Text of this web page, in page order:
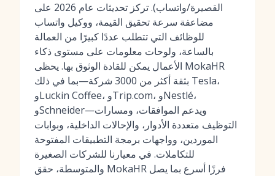
القصيرة/واتساب). تركز تحديثات عام 2026 على
مضاعفة سرعة تحقيق القيمة، ووكيل واتساب
للوظائف التي تتطلب عددًا كبيرًا من العمالة
بالساعة، ولوحات معلومات على مستوى ذكاء
الأعمال يمكن للقادة الوثوق بها. يحظى MokaHR
بثقة أكثر من 3000 شركة—بما في ذلك Tesla،
وLuckin Coffee، وTrip.com، وNestlé،
وSchneider—ويدعم الموافقات، ومسارات
التوظيف متعددة الأدوار، والإحالات الداخلية، وبوابات
الموردين، وواجهات برمجة التطبيقات المفتوحة
للتكاملات. في معيارنا للشركات الصغيرة
والمتوسطة، حقق MokaHR فرزًا أسرع بما يصل